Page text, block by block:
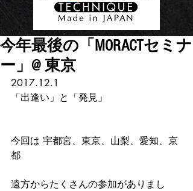
今年最後の「MORACTセミナ
ー」@ 東京
2017.12.1
「出逢い」と「発見」
今回は 宇都宮、東京、山梨、愛知、京
都
遠方からたくさんの参加がありまし